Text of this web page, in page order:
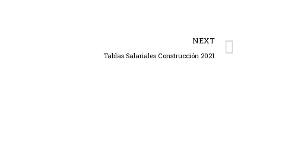
NEXT
Tablas Salariales Construcción 2021